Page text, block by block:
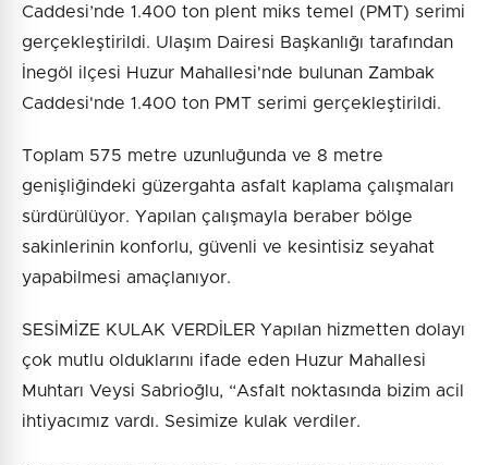
Caddesi’nde 1.400 ton plent miks temel (PMT) serimi
gerçekleştirildi. Ulaşım Dairesi Başkanlığı tarafından
İnegöl ilçesi Huzur Mahallesi'nde bulunan Zambak
Caddesi'nde 1.400 ton PMT serimi gerçekleştirildi.
Toplam 575 metre uzunluğunda ve 8 metre
genişliğindeki güzergahta asfalt kaplama çalışmaları
sürdürülüyor. Yapılan çalışmayla beraber bölge
sakinlerinin konforlu, güvenli ve kesintisiz seyahat
yapabilmesi amaçlanıyor.
SESİMİZE KULAK VERDİLER Yapılan hizmetten dolayı
çok mutlu olduklarını ifade eden Huzur Mahallesi
Muhtarı Veysi Sabrioğlu, “Asfalt noktasında bizim acil
ihtiyacımız vardı. Sesimize kulak verdiler.